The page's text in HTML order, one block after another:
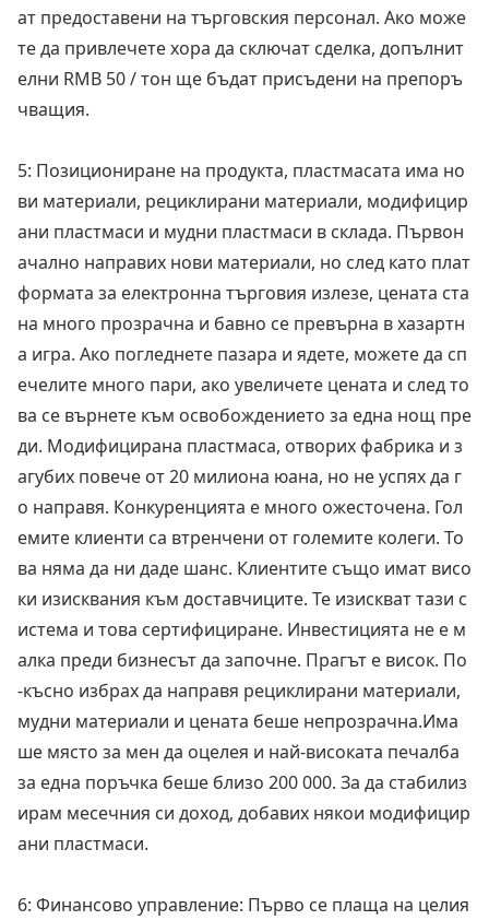
ат предоставени на търговския персонал. Ако може
те да привлечете хора да сключат сделка, допълнит
елни RMB 50 / тон ще бъдат присъдени на препоръ
чващия.
5: Позициониране на продукта, пластмасата има но
ви материали, рециклирани материали, модифицир
ани пластмаси и мудни пластмаси в склада. Първон
ачално направих нови материали, но след като плат
формата за електронна търговия излезе, цената ста
на много прозрачна и бавно се превърна в хазартн
а игра. Ако погледнете пазара и ядете, можете да сп
ечелите много пари, ако увеличете цената и след то
ва се върнете към освобождението за една нощ пре
ди. Модифицирана пластмаса, отворих фабрика и з
агубих повече от 20 милиона юана, но не успях да г
о направя. Конкуренцията е много ожесточена. Гол
емите клиенти са втренчени от големите колеги. То
ва няма да ни даде шанс. Клиентите също имат висо
ки изисквания към доставчиците. Те изискват тази с
истема и това сертифициране. Инвестицията не е м
алка преди бизнесът да започне. Прагът е висок. По
-късно избрах да направя рециклирани материали,
мудни материали и цената беше непрозрачна.Има
ше място за мен да оцелея и най-високата печалба
за една поръчка беше близо 200 000. За да стабилиз
ирам месечния си доход, добавих някои модифицир
ани пластмаси.
6: Финансово управление: Първо се плаща на целия